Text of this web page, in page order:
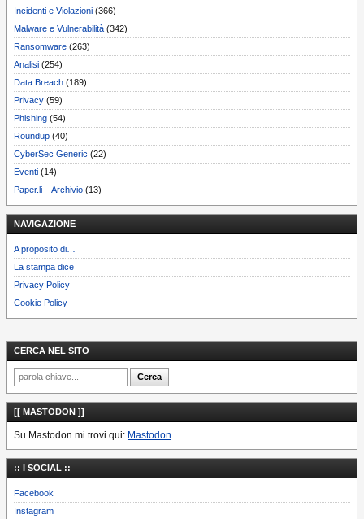
Incidenti e Violazioni (366)
Malware e Vulnerabilità (342)
Ransomware (263)
Analisi (254)
Data Breach (189)
Privacy (59)
Phishing (54)
Roundup (40)
CyberSec Generic (22)
Eventi (14)
Paper.li – Archivio (13)
NAVIGAZIONE
A proposito di…
La stampa dice
Privacy Policy
Cookie Policy
CERCA NEL SITO
[[ MASTODON ]]
Su Mastodon mi trovi qui: Mastodon
:: I SOCIAL ::
Facebook
Instagram